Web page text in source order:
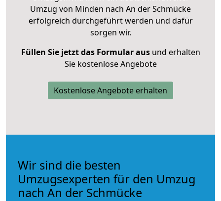
Umzug von Minden nach An der Schmücke
erfolgreich durchgeführt werden und dafür
sorgen wir.
Füllen Sie jetzt das Formular ausund erhalten
Sie kostenlose Angebote
Kostenlose Angebote erhalten
Wir sind die besten
Umzugsexperten für den Umzug
nach An der Schmücke